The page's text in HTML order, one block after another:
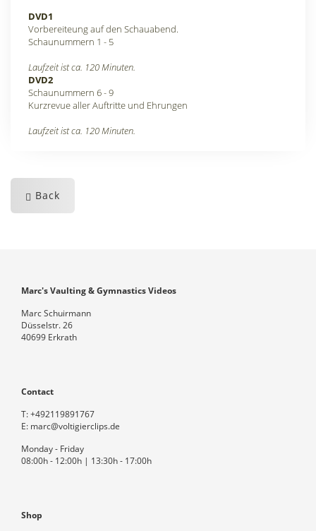
DVD1
Vorbereiteung auf den Schauabend.
Schaunummern 1 - 5
Laufzeit ist ca. 120 Minuten.
DVD2
Schaunummern 6 - 9
Kurzrevue aller Auftritte und Ehrungen
Laufzeit ist ca. 120 Minuten.
Back
Marc's Vaulting & Gymnastics Videos
Marc Schuirmann
Düsselstr. 26
40699 Erkrath
Contact
T:+492119891767
E: marc@voltigierclips.de
Monday - Friday
08:00h - 12:00h | 13:30h - 17:00h
Shop